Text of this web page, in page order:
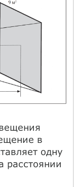
в
одну
расстоянии